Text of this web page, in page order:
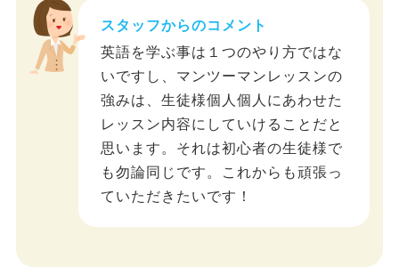
スタッフからのコメント
英語を学ぶ事は１つのやり方ではな
いですし、マンツーマンレッスンの
強みは、生徒様個人個人にあわせた
レッスン内容にしていけることだと
思います。それは初心者の生徒様で
も勿論同じです。これからも頑張っ
ていただきたいです！